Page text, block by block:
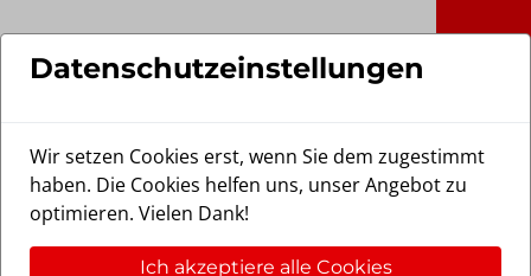
Stöckel Fensterbau GmbH in Vechtel
Produktfilter
Haustüren Aluminium
Datenschutzeinstellungen
Wir setzen Cookies erst, wenn Sie dem zugestimmt
haben. Die Cookies helfen uns, unser Angebot zu
optimieren. Vielen Dank!
Ich akzeptiere alle Cookies